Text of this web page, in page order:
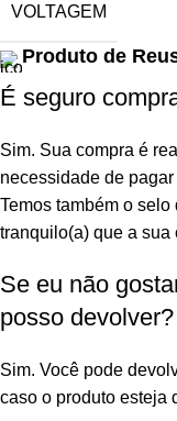
VOLTAGEM
Produto de
É seguro
Sim. Sua compra é
necessidade de
Temos também o
tranquilo(a) que a sua
Se eu não
posso devolver?
Sim. Você pode
caso o produto esteja